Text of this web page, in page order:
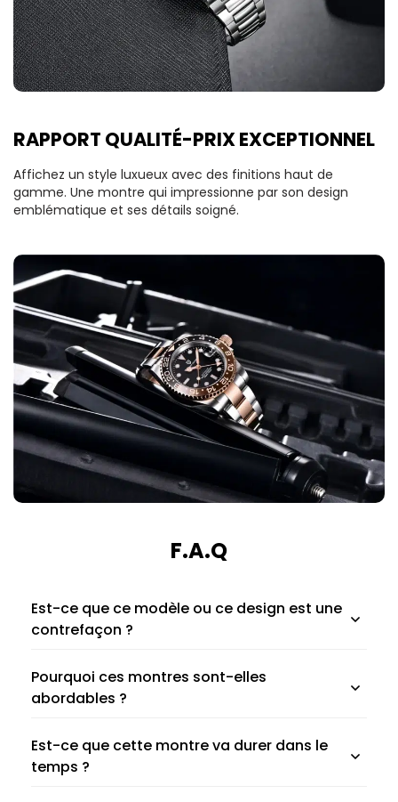
RAPPORT QUALITÉ-PRIX EXCEPTIONNEL
Affichez un style luxueux avec des finitions haut de
gamme. Une montre qui impressionne par son design
emblématique et ses détails soigné.
F.A.Q
Est-ce que ce modèle ou ce design est une
contrefaçon ?
Pourquoi ces montres sont-elles
abordables ?
Est-ce que cette montre va durer dans le
temps ?